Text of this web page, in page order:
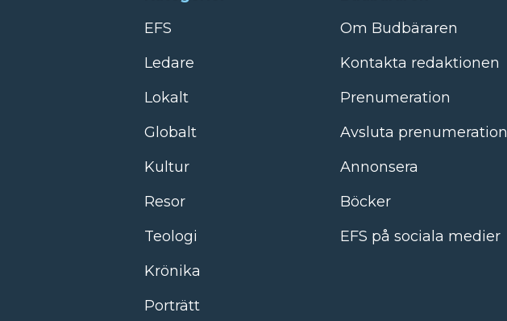
EFS
Ledare
Lokalt
Globalt
Kultur
Resor
Teologi
Krönika
Porträtt
Om Budbäraren
Kontakta redaktionen
Prenumeration
Avsluta prenumeration
Annonsera
Böcker
EFS på sociala medier